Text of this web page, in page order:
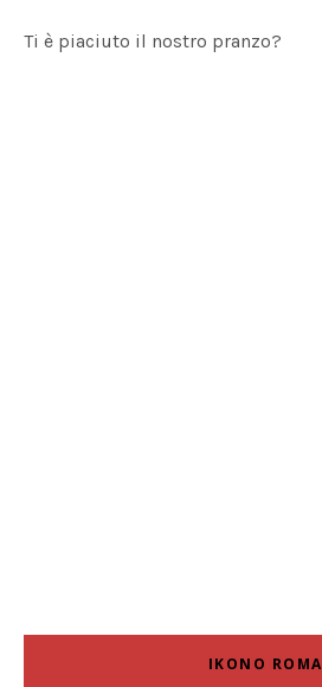
Ti è piaciuto il nostro pranzo?
IKONO ROMA